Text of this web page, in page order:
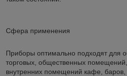
Сфера применения
Приборы оптимально подходят для
торговых, общественных помещений,
внутренних помещений кафе, баров,